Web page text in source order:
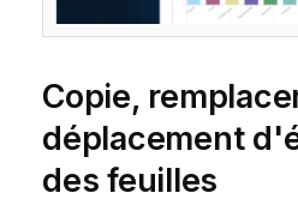
Copie,
déplacement
des feuilles